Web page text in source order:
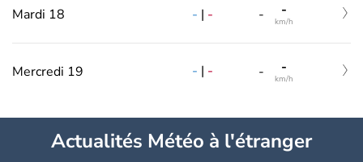
Mardi 18 - | - - -
km/h
Mercredi 19 - | - - -
km/h
Actualités Météo à l'étranger